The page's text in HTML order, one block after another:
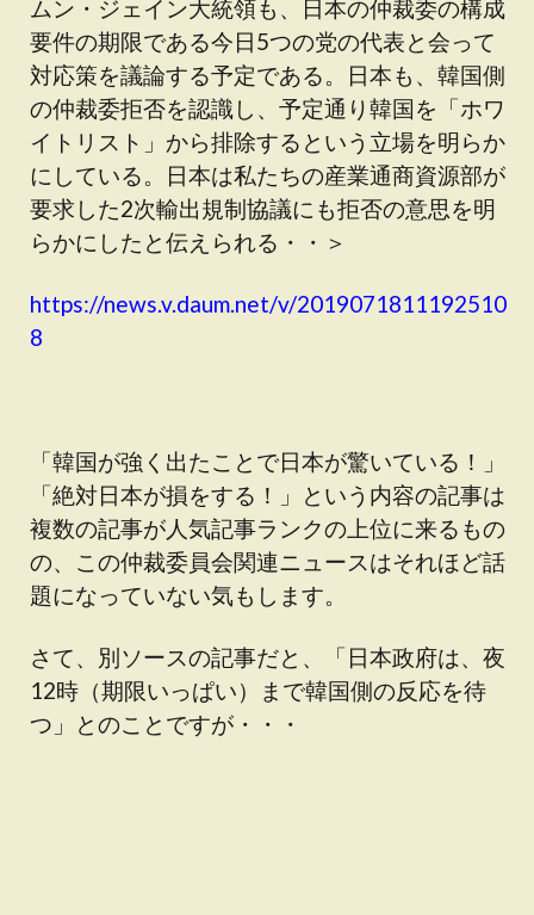
ムン・ジェイン大統領も、日本の仲裁委の構成
要件の期限である今日5つの党の代表と会って
対応策を議論する予定である。日本も、韓国側
の仲裁委拒否を認識し、予定通り韓国を「ホワ
イトリスト」から排除するという立場を明らか
にしている。日本は私たちの産業通商資源部が
要求した2次輸出規制協議にも拒否の意思を明
らかにしたと伝えられる・・＞
https://news.v.daum.net/v/2019071811192510
8
「韓国が強く出たことで日本が驚いている！」
「絶対日本が損をする！」という内容の記事は
複数の記事が人気記事ランクの上位に来るもの
の、この仲裁委員会関連ニュースはそれほど話
題になっていない気もします。
さて、別ソースの記事だと、「日本政府は、夜
12時（期限いっぱい）まで韓国側の反応を待
つ」とのことですが・・・